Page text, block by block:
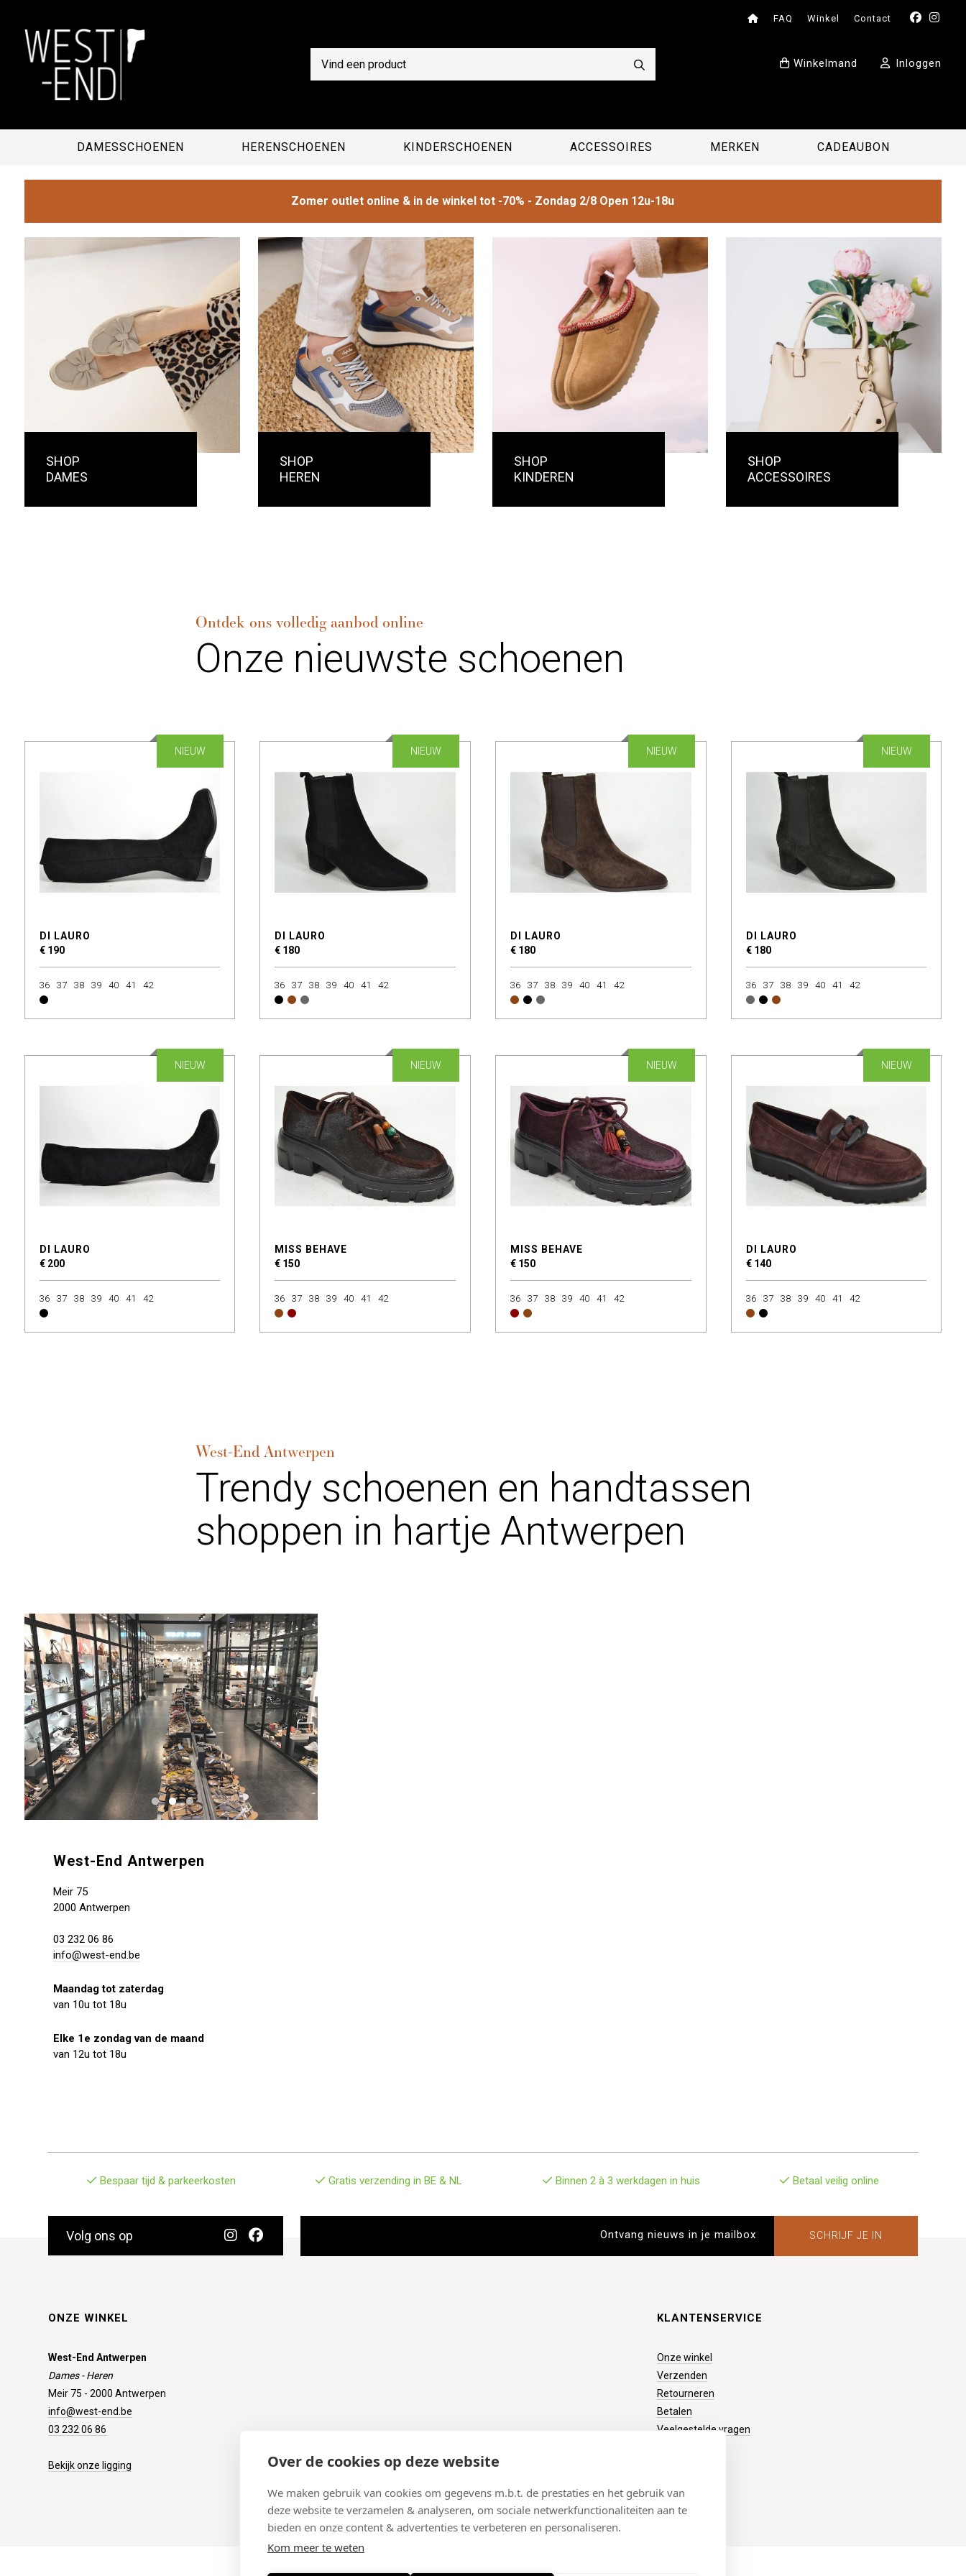
Over de cookies op deze website
We maken gebruik van cookies om gegevens m.b.t. de prestaties en het gebruik van
deze website te verzamelen & analyseren, om sociale netwerkfunctionaliteiten aan te
bieden en onze content & advertenties te verbeteren en personaliseren.
Kom meer te weten
FAQ Winkel Contact
Inloggen
Winkelmand
DAMESSCHOENEN HERENSCHOENEN KINDERSCHOENEN ACCESSOIRES MERKEN CADEAUBON
Zomer outlet online & in de winkel tot -70% - Zondag 2/8 Open 12u-18u
SHOP
DAMES
SHOP
HEREN
SHOP
KINDEREN
SHOP
ACCESSOIRES
Ontdek ons volledig aanbod online
Onze nieuwste schoenen
DI LAURO
€ 190
NIEUW
36 37 38 39 40 41 42
DI LAURO
€ 180
NIEUW
36 37 38 39 40 41 42
DI LAURO
€ 180
NIEUW
36 37 38 39 40 41 42
DI LAURO
€ 180
NIEUW
36 37 38 39 40 41 42
DI LAURO
€ 200
NIEUW
36 37 38 39 40 41 42
MISS BEHAVE
€ 150
NIEUW
36 37 38 39 40 41 42
MISS BEHAVE
€ 150
NIEUW
36 37 38 39 40 41 42
DI LAURO
€ 140
NIEUW
36 37 38 39 40 41 42
West-End Antwerpen
Trendy schoenen en handtassen
shoppen in hartje Antwerpen
West-End Antwerpen
Meir 75
2000 Antwerpen
03 232 06 86
info@west-end.be
Maandag tot zaterdag
van 10u tot 18u
Elke 1e zondag van de maand
van 12u tot 18u
Bespaar tijd & parkeerkosten Gratis verzending in BE & NL Binnen 2 à 3 werkdagen in huis Betaal veilig online
Volg ons op SCHRIJF JE IN
ONZE WINKEL
West-End Antwerpen
Dames - Heren
Meir 75 - 2000 Antwerpen
info@west-end.be
03 232 06 86
Bekijk onze ligging
KLANTENSERVICE
Onze winkel
Verzenden
Retourneren
Betalen
Veelgestelde vragen